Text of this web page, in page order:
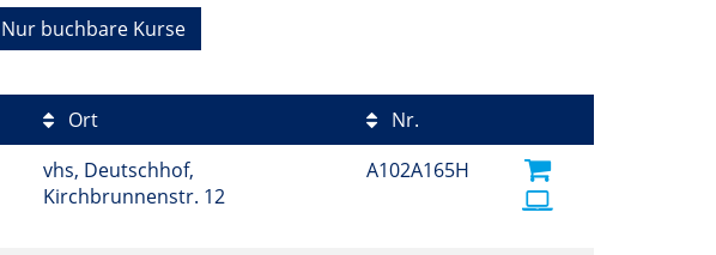
Nur buchbare Kurse
Ort
Nr.
vhs, Deutschhof,
Kirchbrunnenstr. 12
A102A165H